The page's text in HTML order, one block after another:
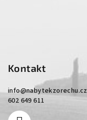
Kontakt
info@nabytekzorechu.cz
602 649 611